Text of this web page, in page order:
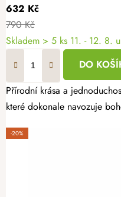
632 Kč
790 Kč
Skladem > 5 ks 11. - 12. 8.
DO
Přírodní krása a
které dokonale navozuje
-20%